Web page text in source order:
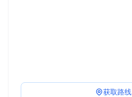
获取路线